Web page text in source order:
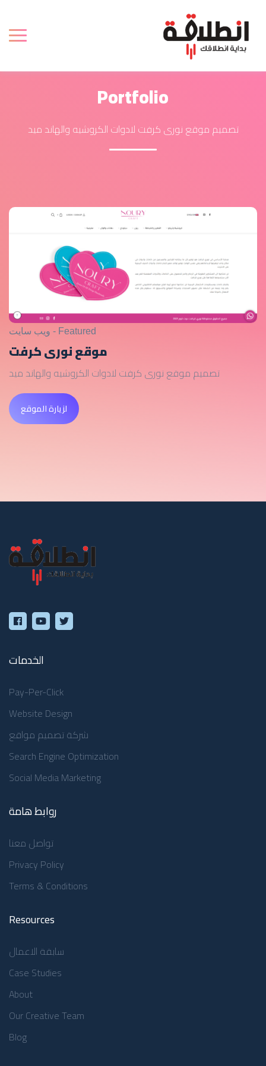
Portfolio
تصميم موقع نورى كرفت لادوات الكروشيه والهاند ميد
Featured - ويب سايت
موقع نورى كرفت
تصميم موقع نورى كرفت لادوات الكروشيه والهاند ميد
لزيارة الموقع
الخدمات
Pay-Per-Click
Website Design
شركة تصميم مواقع
Search Engine Optimization
Social Media Marketing
روابط هامة
تواصل معنا
Privacy Policy
Terms & Conditions
Resources
سابقة الاعمال
Case Studies
About
Our Creative Team
Blog